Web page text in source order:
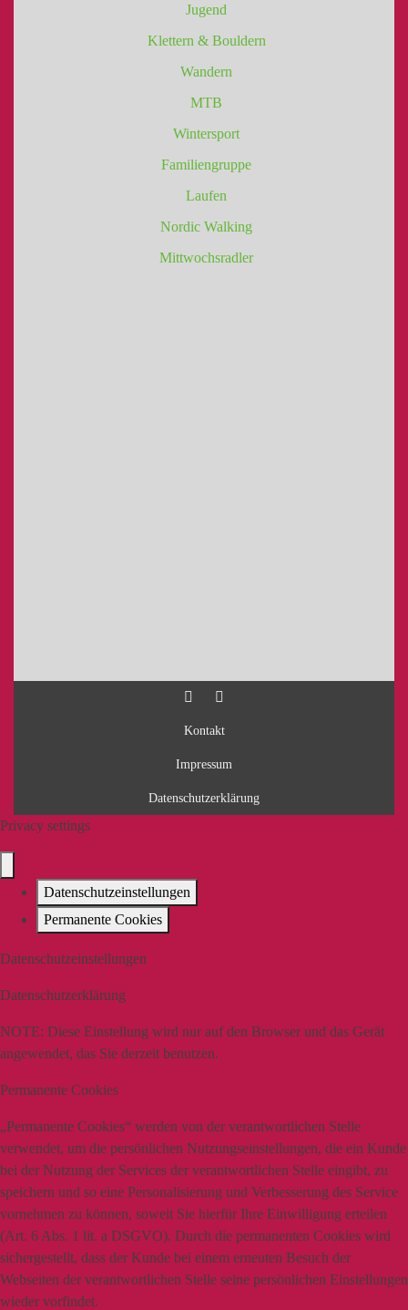
Jugend
Klettern & Bouldern
Wandern
MTB
Wintersport
Familiengruppe
Laufen
Nordic Walking
Mittwochsradler
Kontakt
Impressum
Datenschutzerklärung
Privacy settings
Datenschutzeinstellungen
Permanente Cookies
Datenschutzeinstellungen
Datenschutzerklärung
NOTE: Diese Einstellung wird nur auf den Browser und das Gerät
angewendet, das Sie derzeit benutzen.
Permanente Cookies
„Permanente Cookies“ werden von der verantwortlichen Stelle
verwendet, um die persönlichen Nutzungseinstellungen, die ein Kunde
bei der Nutzung der Services der verantwortlichen Stelle eingibt, zu
speichern und so eine Personalisierung und Verbesserung des Service
vornehmen zu können, soweit Sie hierfür Ihre Einwilligung erteilen
(Art. 6 Abs. 1 lit. a DSGVO). Durch die permanenten Cookies wird
sichergestellt, dass der Kunde bei einem erneuten Besuch der
Webseiten der verantwortlichen Stelle seine persönlichen Einstellungen
wieder vorfindet.